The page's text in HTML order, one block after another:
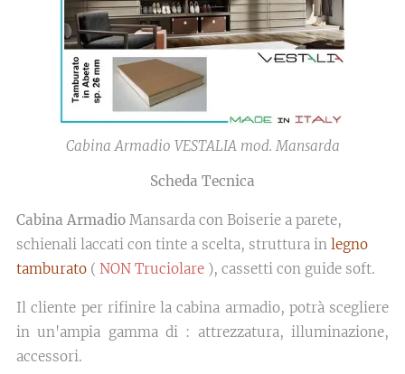
Cabina Armadio VESTALIA mod. Mansarda
Scheda Tecnica
Cabina Armadio Mansarda con Boiserie a parete,
schienali laccati con tinte a scelta, struttura in legno
tamburato ( NON Truciolare ), cassetti con guide soft.
Il cliente per rifinire la cabina armadio, potrà scegliere
in un'ampia gamma di : attrezzatura, illuminazione,
accessori.